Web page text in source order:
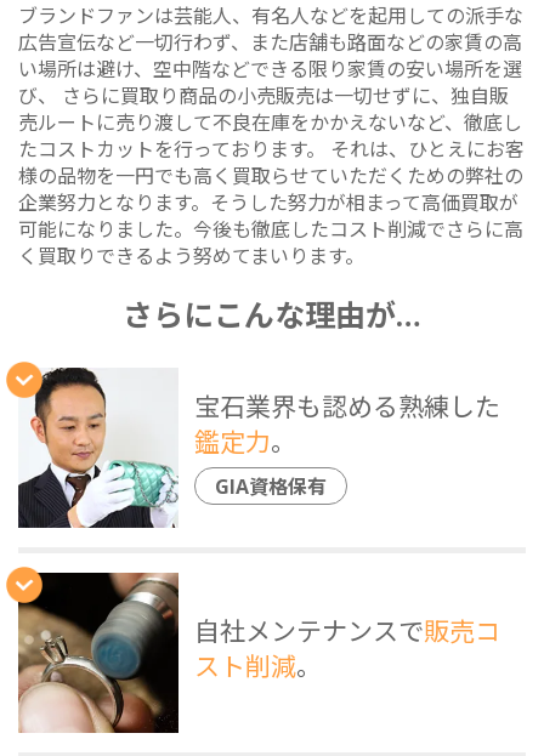
ブランドファンは芸能人、有名人などを起用しての派手な
広告宣伝など一切行わず、また店舗も路面などの家賃の高
い場所は避け、空中階などできる限り家賃の安い場所を選
び、 さらに買取り商品の小売販売は一切せずに、独自販
売ルートに売り渡して不良在庫をかかえないなど、徹底し
たコストカットを行っております。 それは、ひとえにお客
様の品物を一円でも高く買取らせていただくための弊社の
企業努力となります。そうした努力が相まって高価買取が
可能になりました。今後も徹底したコスト削減でさらに高
く買取りできるよう努めてまいります。
さらにこんな理由が…
宝石業界も認める熟練した
鑑定力。
GIA資格保有
自社メンテナンスで販売コ
スト削減。